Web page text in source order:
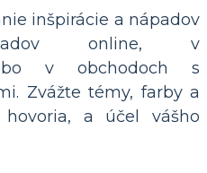
inšpirácie a nápadov
online, v
v obchodoch s
Zvážte témy, farby a
a účel vášho